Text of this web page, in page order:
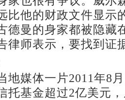
比他的财政文件显示
德曼的身家都被隐藏
律师表示，要找到证
媒体一片2011年8月
托基金超过2亿美元